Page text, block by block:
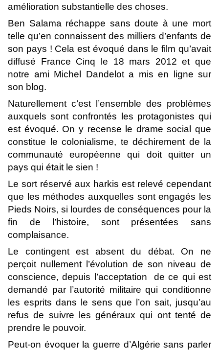
amélioration substantielle des choses.
Ben Salama réchappe sans doute à une mort
telle qu’en connaissent des milliers d’enfants de
son pays ! Cela est évoqué dans le film qu’avait
diffusé France Cinq le 18 mars 2012 et que
notre ami Michel Dandelot a mis en ligne sur
son blog.
Naturellement c’est l’ensemble des problèmes
auxquels sont confrontés les protagonistes qui
est évoqué. On y recense le drame social que
constitue le colonialisme, te déchirement de la
communauté européenne qui doit quitter un
pays qui était le sien !
Le sort réservé aux harkis est relevé cependant
que les méthodes auxquelles sont engagés les
Pieds Noirs, si lourdes de conséquences pour la
fin de l’histoire, sont présentées sans
complaisance.
Le contingent est absent du débat. On ne
perçoit nullement l’évolution de son niveau de
conscience, depuis l’acceptation de ce qui est
demandé par l’autorité militaire qui conditionne
les esprits dans le sens que l’on sait, jusqu’au
refus de suivre les généraux qui ont tenté de
prendre le pouvoir.
Peut-on évoquer la guerre d’Algérie sans parler